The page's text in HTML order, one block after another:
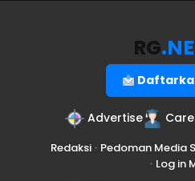
RG
Advertise
Redaksi• Pedoman Media
• Log in